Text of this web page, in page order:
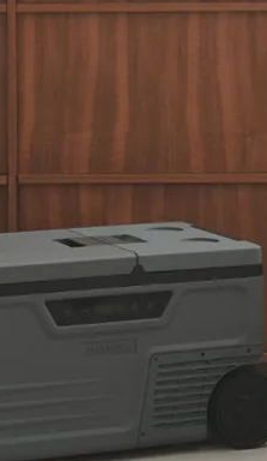
豬尾巴雙頭掛勾